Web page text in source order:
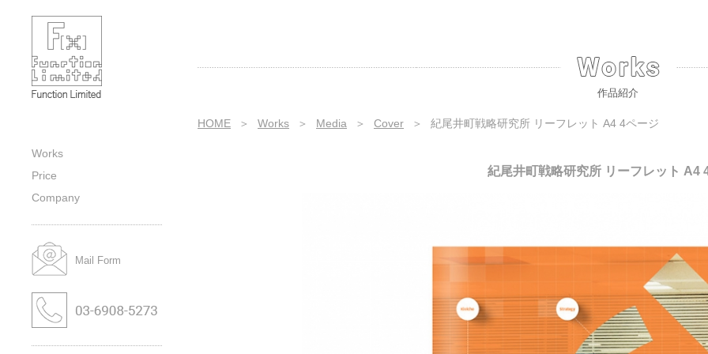
Sub-category｜Works｜株式会社フ
ァンクションの作品紹介
Works
Price
Company
Mail Form
作品紹介
HOME ＞ Works ＞ Media ＞ Cover ＞ 紀尾井町戦略研究所 リーフレット A4 4ページ
紀尾井町戦略研究所 リーフレット A4